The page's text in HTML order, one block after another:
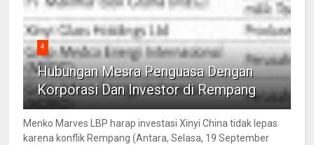
4
Hubungan Mesra Penguasa Dengan
Korporasi Dan Investor di Rempang
Menko Marves LBP harap investasi Xinyi China tidak lepas
karena konflik Rempang (Antara, Selasa, 19 September